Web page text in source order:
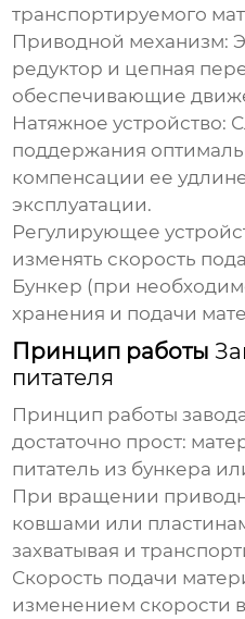
транспортируемого
Приводной механизм:
редуктор и цепная
обеспечивающие
Натяжное устройство:
поддержания
компенсации ее
эксплуатации.
Регулирующее
изменять скорость
Бункер (при
хранения и подачи
Принцип работы
питателя
Принцип работы
достаточно прост:
питатель из бункера
При вращении
ковшами или
захватывая и
Скорость подачи
изменением скорости